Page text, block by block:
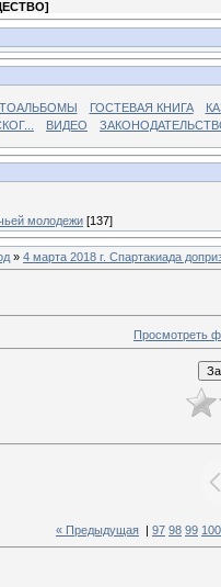
]
ГОСТЕВАЯ КНИГА
ВИДЕО
молодежи [137]
» 4 марта 2018 г. Спартакиада
Просмотреть
« Предыдущая 97 98 99 100